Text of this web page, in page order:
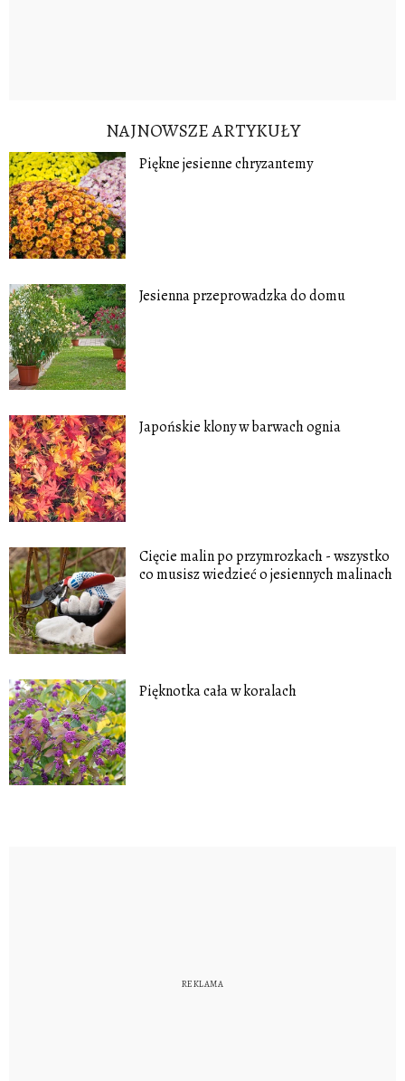
NAJNOWSZE ARTYKUŁY
Piękne jesienne chryzantemy
Jesienna przeprowadzka do domu
Japońskie klony w barwach ognia
Cięcie malin po przymrozkach - wszystko
co musisz wiedzieć o jesiennych malinach
Pięknotka cała w koralach